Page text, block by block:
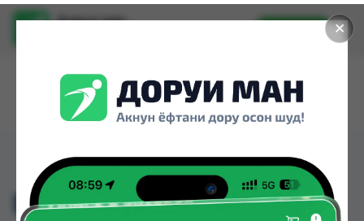
✕
Доруи ман
Установить
ВИПРЕЛАКС БЕБИ